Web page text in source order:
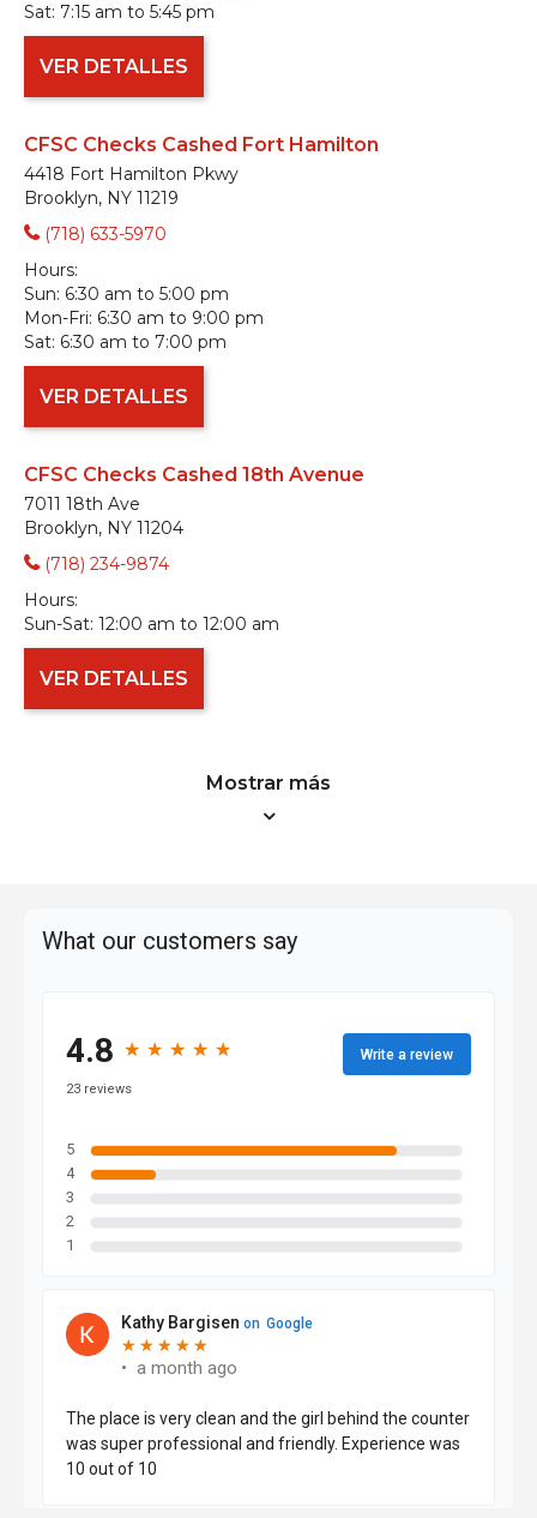
Sat: 7:15 am to 5:45 pm
VER DETALLES
CFSC Checks Cashed Fort Hamilton
4418 Fort Hamilton Pkwy
Brooklyn, NY 11219
(718) 633-5970
Hours:
Sun: 6:30 am to 5:00 pm
Mon-Fri: 6:30 am to 9:00 pm
Sat: 6:30 am to 7:00 pm
VER DETALLES
CFSC Checks Cashed 18th Avenue
7011 18th Ave
Brooklyn, NY 11204
(718) 234-9874
Hours:
Sun-Sat: 12:00 am to 12:00 am
VER DETALLES
Mostrar más